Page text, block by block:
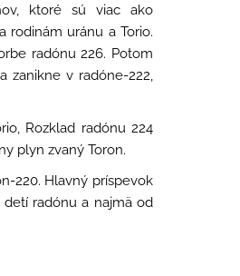
ktoré sú viac ako
rodinám uránu a Torio.
radónu 226. Potom
zanikne v radóne-222,
Rozklad radónu 224
plyn zvaný Toron.
220. Hlavný príspevok
radónu a najmä od